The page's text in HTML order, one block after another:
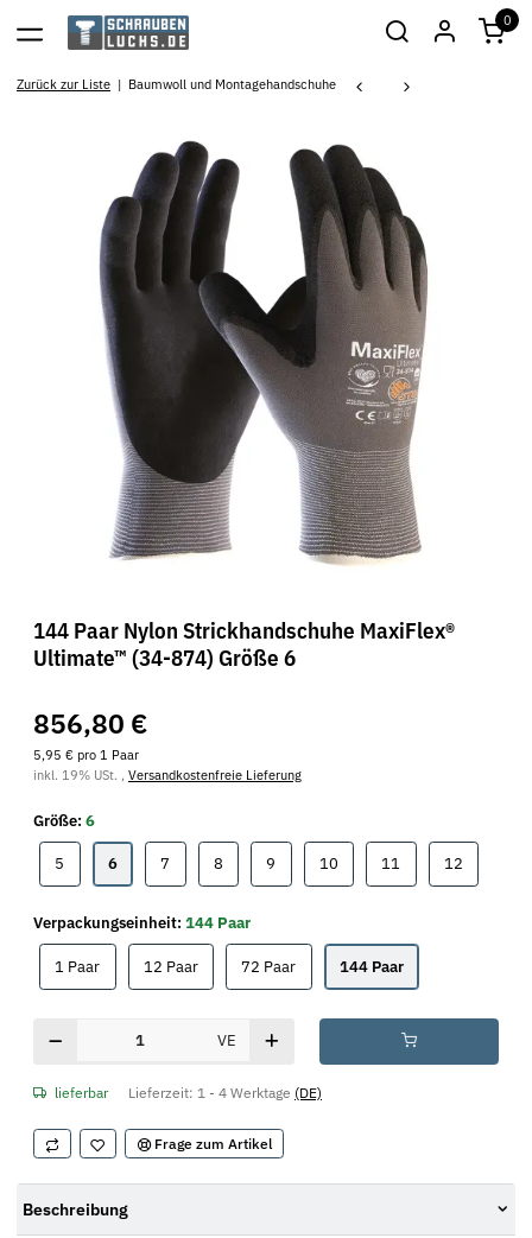
0
Zurück zur Liste Baumwoll und Montagehandschuhe
144 Paar Nylon Strickhandschuhe MaxiFlex®
Ultimate™ (34-874) Größe 6
856,80 €
5,95 € pro 1 Paar
inkl. 19% USt. , Versandkostenfreie Lieferung
Größe: 6
5 66 7 88 9 1010 1111 1212
Verpackungseinheit: 144 Paar
1 Paar1 Paar 12 Paar12 Paar72 Paar72 Paar144 Paar144 Paar
VE
lieferbar Lieferzeit: 1 - 4 Werktage (DE)
Frage zum Artikel
Beschreibung